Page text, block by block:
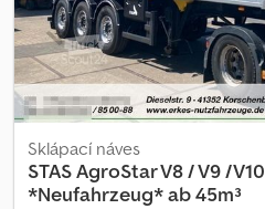
Sklápací náves
STASAgroStar V8 / V9 /V10
*Neufahrzeug* ab 45m³